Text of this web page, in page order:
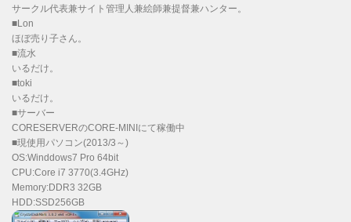
サークル代表兼サイト管理人兼絵師兼提督兼ハンター。
■Lon
ほぼ売り子さん。
■流水
いるだけ。
■toki
いるだけ。
■サーバー
CORESERVERのCORE-MINIにて稼働中
■現使用パソコン(2013/3～)
OS:Winddows7 Pro 64bit
CPU:Core i7 3770(3.4GHz)
Memory:DDR3 32GB
HDD:SSD256GB